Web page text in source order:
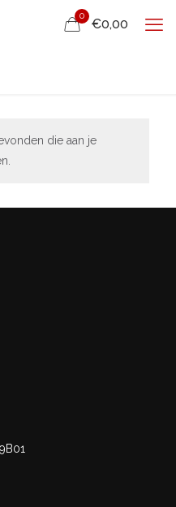
0
€0,00
die aan je